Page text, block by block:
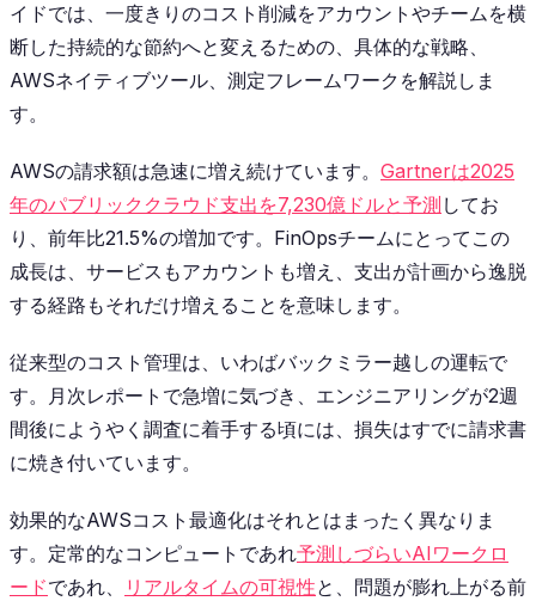
イドでは、一度きりのコスト削減をアカウントやチームを横
断した持続的な節約へと変えるための、具体的な戦略、
AWSネイティブツール、測定フレームワークを解説しま
す。
AWSの請求額は急速に増え続けています。 Gartnerは2025
年のパブリッククラウド支出を7,230億ドルと予測 してお
り、前年比21.5%の増加です。FinOpsチームにとってこの
成長は、サービスもアカウントも増え、支出が計画から逸脱
する経路もそれだけ増えることを意味します。
従来型のコスト管理は、いわばバックミラー越しの運転で
す。月次レポートで急増に気づき、エンジニアリングが2週
間後にようやく調査に着手する頃には、損失はすでに請求書
に焼き付いています。
効果的なAWSコスト最適化はそれとはまったく異なりま
す。定常的なコンピュートであれ予測しづらいAIワークロ
ードであれ、 リアルタイムの可視性と、問題が膨れ上がる前